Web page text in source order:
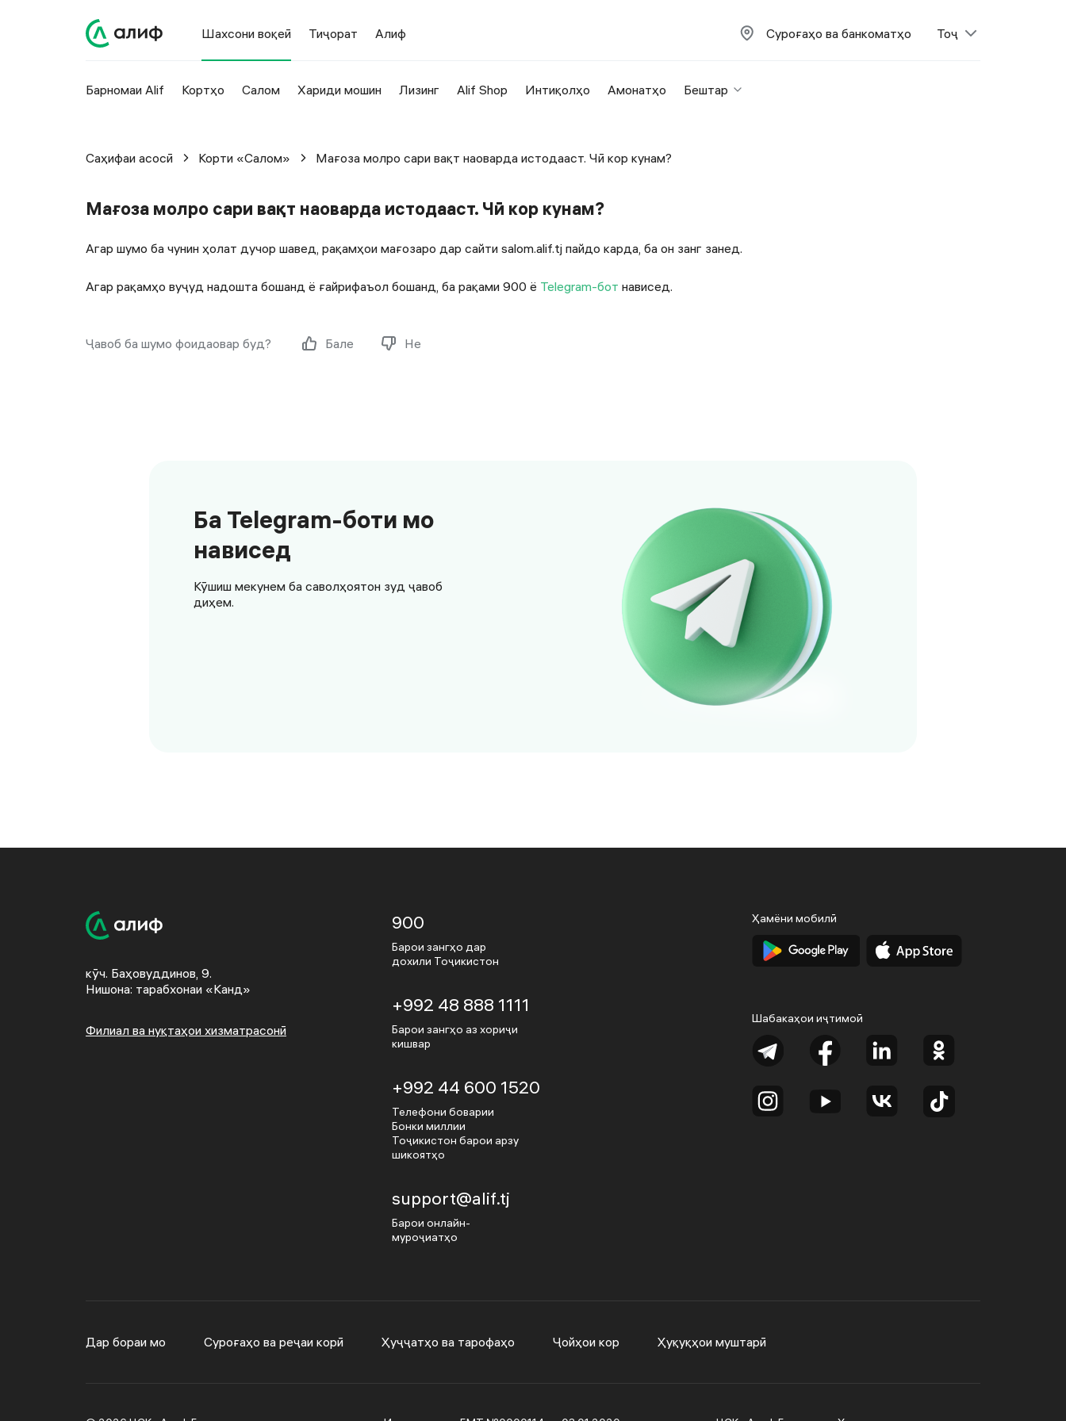
Шахсони воқеӣ Тиҷорат Алиф Суроғаҳо ва банкоматҳо Тоҷ
Барномаи Alif Кортҳо Салом Хариди мошин Лизинг Alif Shop Интиқолҳо Амонатҳо Бештар
Саҳифаи асосӣ Корти «Салом» Мағоза молро сари вақт наоварда истодааст. Чӣ кор кунам?
Мағоза молро сари вақт наоварда истодааст. Чӣ кор кунам?
Агар шумо ба чунин ҳолат дучор шавед, рақамҳои мағозаро дар сайти salom.alif.tj пайдо карда, ба он занг занед.
Агар рақамҳо вуҷуд надошта бошанд ё ғайрифаъол бошанд, ба рақами 900 ё Telegram-бот нависед.
Ҷавоб ба шумо фоидаовар буд? Бале Не
Ба Telegram-боти мо
нависед
Кӯшиш мекунем ба саволҳоятон зуд ҷавоб
диҳем.
кӯч. Баҳовуддинов, 9.
Нишона: тарабхонаи «Канд»
Филиал ва нуқтаҳои хизматрасонӣ
900
Барои зангҳо дар
дохили Тоҷикистон
+992 48 888 1111
Барои зангҳо аз хориҷи
кишвар
+992 44 600 1520
Телефони боварии
Бонки миллии
Тоҷикистон барои арзу
шикоятҳо
support@alif.tj
Барои онлайн-
муроҷиатҳо
Ҳамёни мобилӣ
Шабакаҳои иҷтимоӣ
Дар бораи мо Суроғаҳо ва реҷаи корӣ Ҳуҷҷатҳо ва тарофаҳо Ҷойҳои кор Ҳуқуқҳои муштарӣ